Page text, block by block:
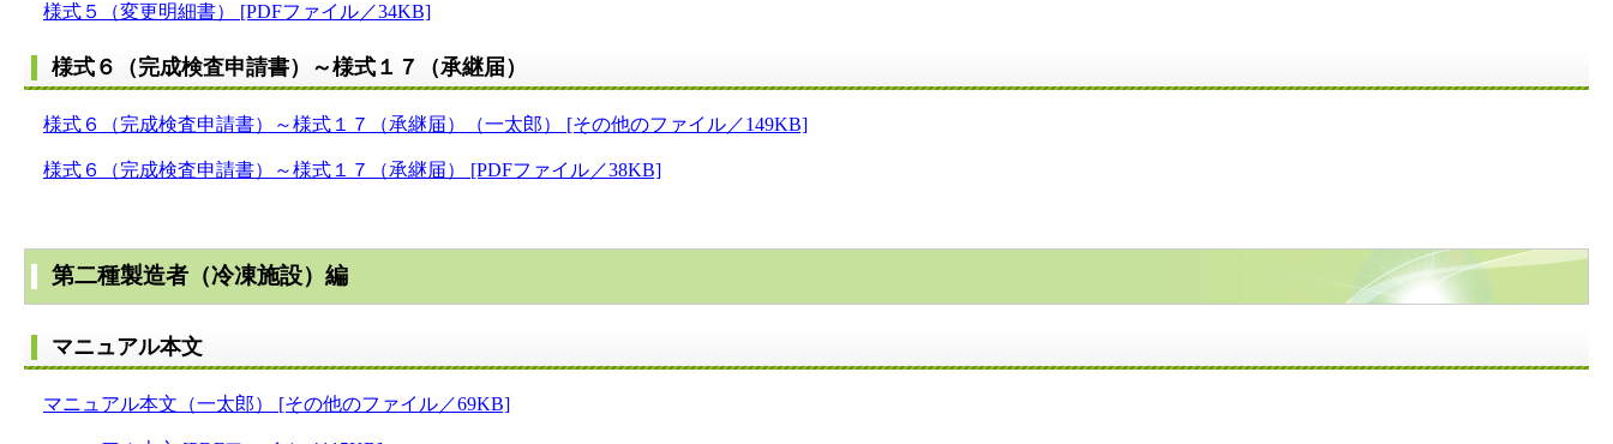
様式５（変更明細書） [PDFファイル／34KB]
様式６（完成検査申請書）～様式１７（承継届）
様式６（完成検査申請書）～様式１７（承継届）（一太郎） [その他のファイル／149KB]
様式６（完成検査申請書）～様式１７（承継届） [PDFファイル／38KB]
第二種製造者（冷凍施設）編
マニュアル本文
マニュアル本文（一太郎） [その他のファイル／69KB]